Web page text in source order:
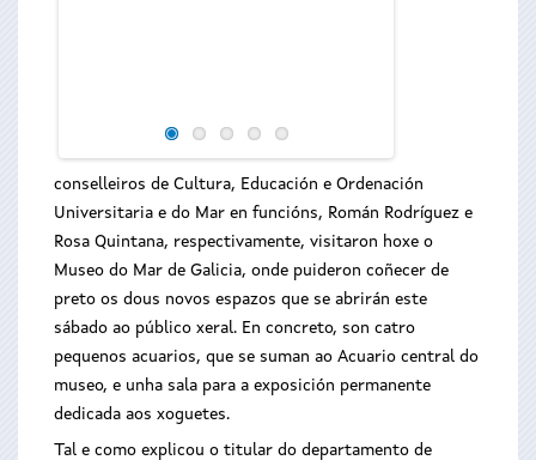
conselleiros de Cultura, Educación e Ordenación
Universitaria e do Mar en funcións, Román Rodríguez e
Rosa Quintana, respectivamente, visitaron hoxe o
Museo do Mar de Galicia, onde puideron coñecer de
preto os dous novos espazos que se abrirán este
sábado ao público xeral. En concreto, son catro
pequenos acuarios, que se suman ao Acuario central do
museo, e unha sala para a exposición permanente
dedicada aos xoguetes.
Tal e como explicou o titular do departamento de